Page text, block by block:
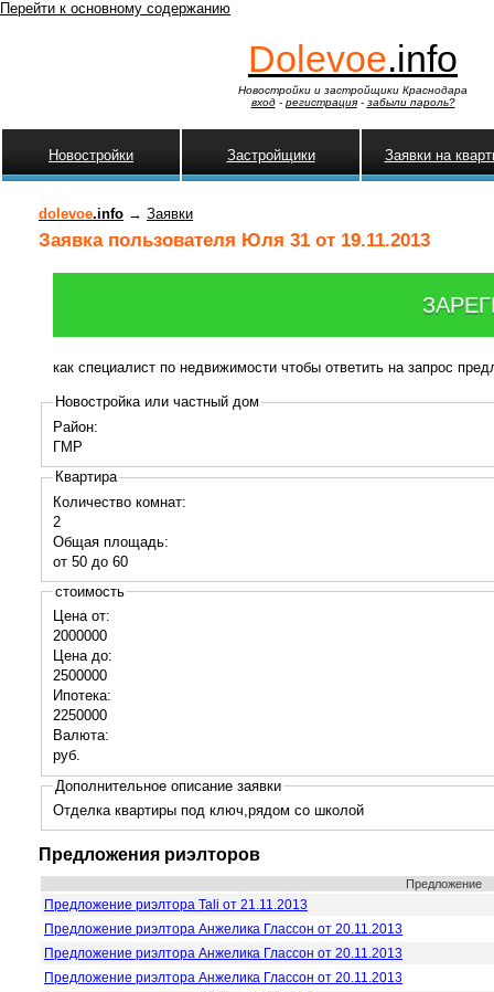
Перейти к основному содержанию
Dolevoe.info
Новостройки и застройщики Краснодара
вход- регистрация- забыли пароль?
Новостройки Застройщики Заявки на
dolevoe.info → Заявки
Заявка пользователя Юля 31 от 19.11.2013
как специалист по недвижимости чтобы ответить на запрос
Новостройка или частный дом
Район:
ГМР
Квартира
Количество комнат:
2
Общая площадь:
от 50 до 60
стоимость
Цена от:
2000000
Цена до:
2500000
Ипотека:
2250000
Валюта:
руб.
Дополнительное описание заявки
Отделка квартиры под ключ,рядом со школой
Предложения риэлторов
Предложение
Предложение риэлтора Tali от 21.11.2013
Предложение риэлтора Анжелика Глассон от 20.11.2013
Предложение риэлтора Анжелика Глассон от 20.11.2013
Предложение риэлтора Анжелика Глассон от 20.11.2013